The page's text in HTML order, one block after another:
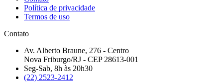
Política de privacidade
Termos de uso
Contato
Av. Alberto Braune, 276 - Centro
Nova Friburgo/RJ - CEP 28613-001
Seg-Sab, 8h às 20h30
(22) 2523-2412